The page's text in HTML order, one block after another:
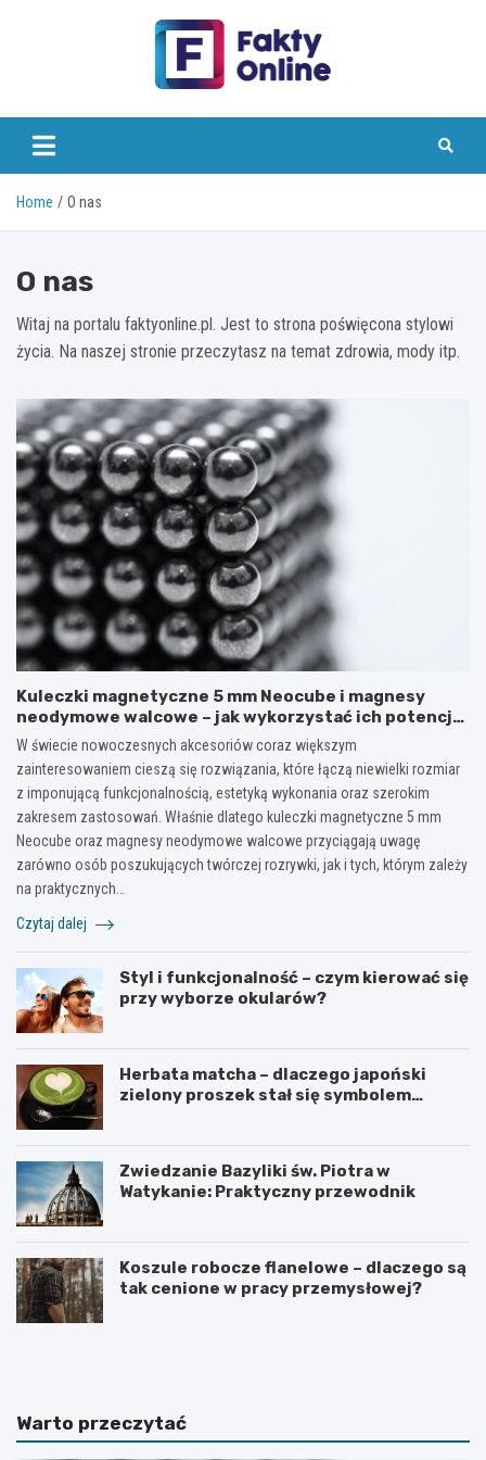
faktyonline.pl
Home O nas
O nas
Witaj na portalu faktyonline.pl. Jest to strona poświęcona stylowi
życia. Na naszej stronie przeczytasz na temat zdrowia, mody itp.
Kuleczki magnetyczne 5 mm Neocube i magnesy
neodymowe walcowe – jak wykorzystać ich potencjał
w kreatywnych i praktycznych zastosowaniach?
W świecie nowoczesnych akcesoriów coraz większym
zainteresowaniem cieszą się rozwiązania, które łączą niewielki rozmiar
z imponującą funkcjonalnością, estetyką wykonania oraz szerokim
zakresem zastosowań. Właśnie dlatego kuleczki magnetyczne 5 mm
Neocube oraz magnesy neodymowe walcowe przyciągają uwagę
zarówno osób poszukujących twórczej rozrywki, jak i tych, którym zależy
na praktycznych…
Czytaj dalej
Styl i funkcjonalność – czym kierować się
przy wyborze okularów?
Herbata matcha – dlaczego japoński
zielony proszek stał się symbolem
Zwiedzanie Bazyliki św. Piotra w
Watykanie: Praktyczny przewodnik
Koszule robocze flanelowe – dlaczego są
tak cenione w pracy przemysłowej?
C
i
ć
C
n
i
Warto przeczytać